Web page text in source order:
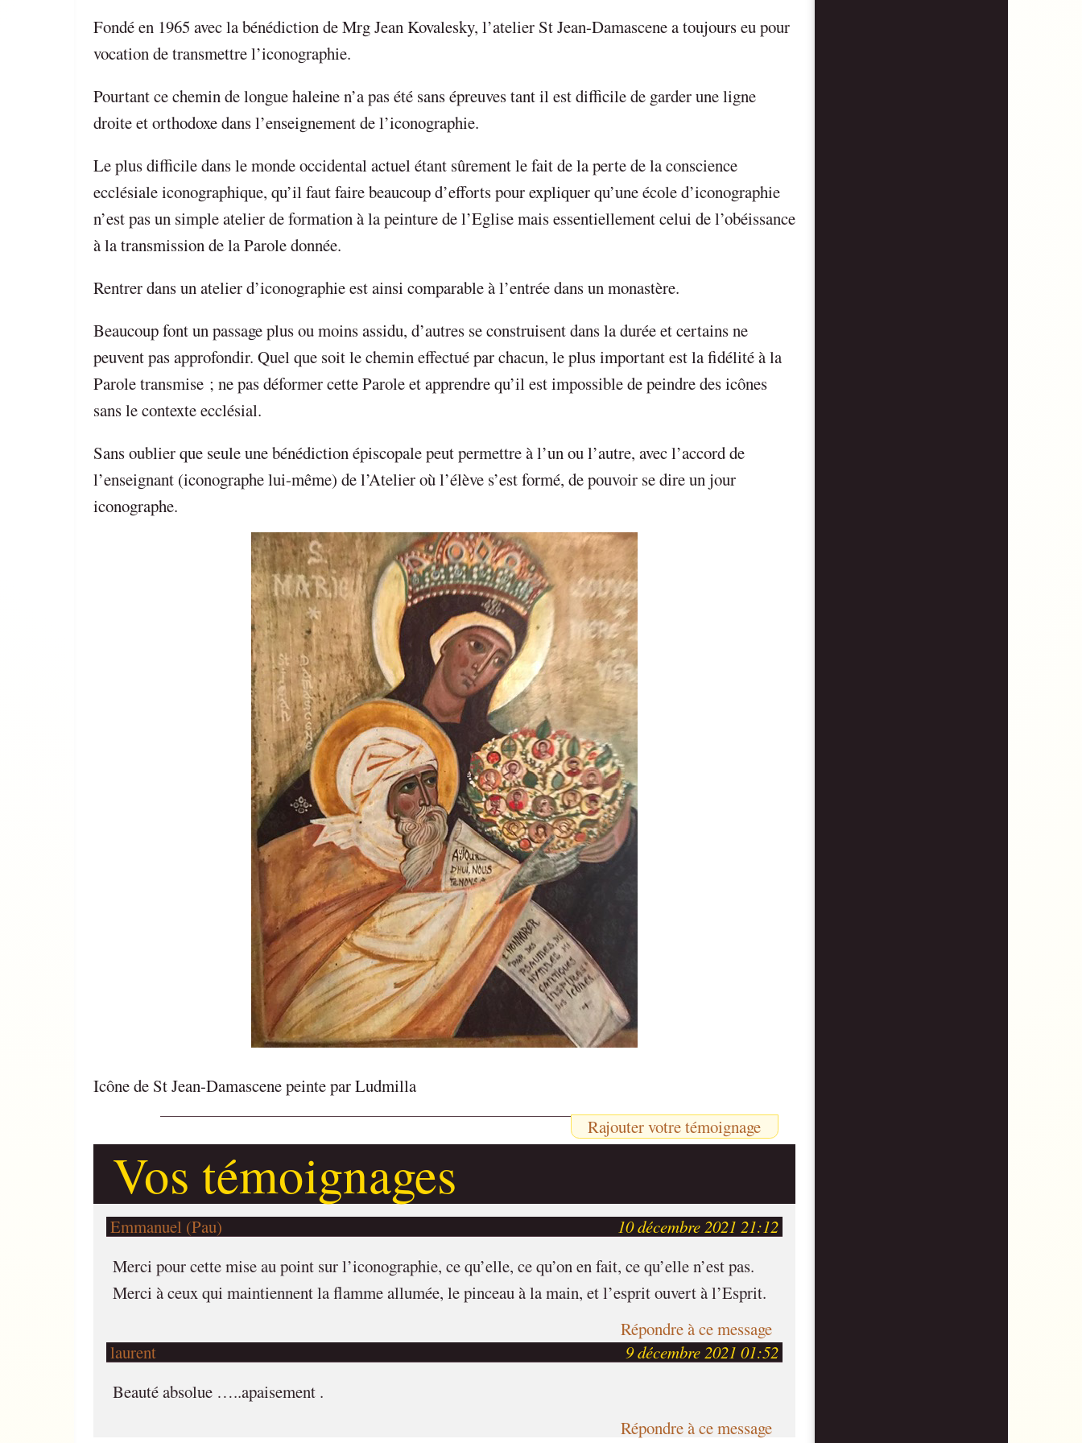
Fondé en 1965 avec la bénédiction de Mrg Jean Kovalesky, l’atelier St Jean-Damascene a toujours eu pour
vocation de transmettre l’iconographie.
Pourtant ce chemin de longue haleine n’a pas été sans épreuves tant il est difficile de garder une ligne
droite et orthodoxe dans l’enseignement de l’iconographie.
Le plus difficile dans le monde occidental actuel étant sûrement le fait de la perte de la conscience
ecclésiale iconographique, qu’il faut faire beaucoup d’efforts pour expliquer qu’une école d’iconographie
n’est pas un simple atelier de formation à la peinture de l’Eglise mais essentiellement celui de l’obéissance
à la transmission de la Parole donnée.
Rentrer dans un atelier d’iconographie est ainsi comparable à l’entrée dans un monastère.
Beaucoup font un passage plus ou moins assidu, d’autres se construisent dans la durée et certains ne
peuvent pas approfondir. Quel que soit le chemin effectué par chacun, le plus important est la fidélité à la
Parole transmise ; ne pas déformer cette Parole et apprendre qu’il est impossible de peindre des icônes
sans le contexte ecclésial.
Sans oublier que seule une bénédiction épiscopale peut permettre à l’un ou l’autre, avec l’accord de
l’enseignant (iconographe lui-même) de l’Atelier où l’élève s’est formé, de pouvoir se dire un jour
iconographe.
Icône de St Jean-Damascene peinte par Ludmilla
Rajouter votre témoignage
Vos témoignages
Emmanuel (Pau)
10 décembre 2021 21:12
Merci pour cette mise au point sur l’iconographie, ce qu’elle, ce qu’on en fait, ce qu’elle n’est pas.
Merci à ceux qui maintiennent la flamme allumée, le pinceau à la main, et l’esprit ouvert à l’Esprit.
Répondre à ce message
laurent
9 décembre 2021 01:52
Beauté absolue …..apaisement .
Répondre à ce message